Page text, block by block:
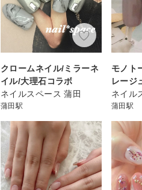
クロームネイル/ミラーネ
イル/大理石コラボ
ネイルスペース 蒲田
蒲田駅
モノト
レージ
ネイル
蒲田駅